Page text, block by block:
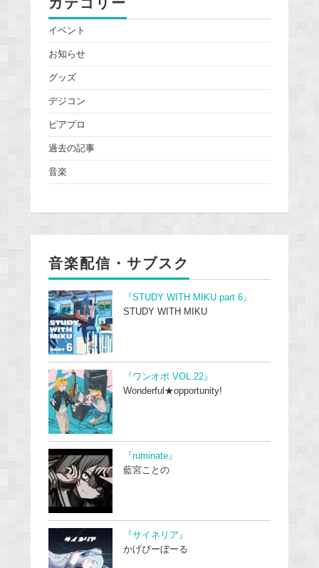
イベント
お知らせ
グッズ
デジコン
ピアプロ
過去の記事
音楽
音楽配信・サブスク
『STUDY WITH MIKU part 6』
STUDY WITH MIKU
『ワンオポ VOL.22』
Wonderful★opportunity!
『ruminate』
藍宮ことの
『サイネリア』
かげぴーぼーる